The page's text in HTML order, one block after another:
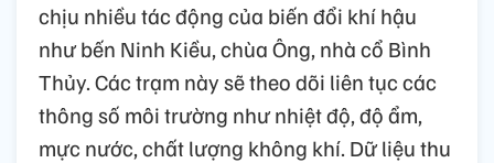
chịu nhiều tác động của biến đổi khí hậu
như bến Ninh Kiều, chùa Ông, nhà cổ Bình
Thủy. Các trạm này sẽ theo dõi liên tục các
thông số môi trường như nhiệt độ, độ ẩm,
mực nước, chất lượng không khí. Dữ liệu thu